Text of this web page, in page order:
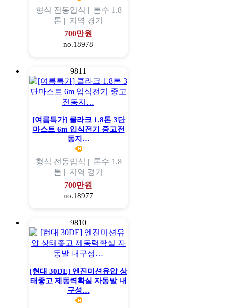
형식 전동입식 | 톤수 1.8
톤 | 지역 경기
700만원
no.18978
9811
[여름특가] 클라크 1.8톤 3단
마스트 6m 입식전기 중고전
동지…
형식 전동입식 | 톤수 1.8
톤 | 지역 경기
700만원
no.18977
9810
[현대 30DE] 엔진미션유압 상
태좋고 제동력확실 자동발 내
구성…